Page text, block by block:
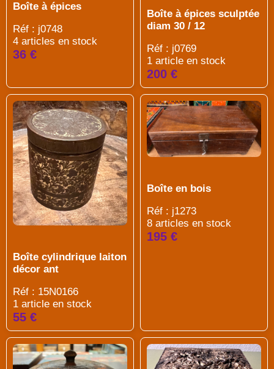
Boîte à épices
Réf : j0748
4 articles en stock
36 €
Boîte à épices sculptée
diam 30 / 12
Réf : j0769
1 article en stock
200 €
Boîte cylindrique laiton
décor ant
Réf : 15N0166
1 article en stock
55 €
Boîte en bois
Réf : j1273
8 articles en stock
195 €